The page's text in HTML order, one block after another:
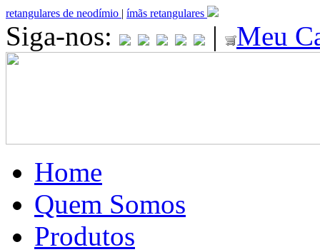
retangulares de neodímio | ímãs retangulares
Siga-nos: | Meu
Home
Quem Somos
Produtos